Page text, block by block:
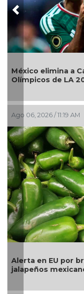
elimina a
de LA 2028;
06, 2026 / 11:19 AM
en EU por brote
mexicanos
Previous